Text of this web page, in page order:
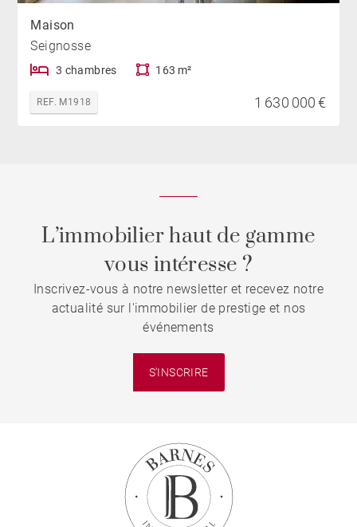
Maison
Seignosse
3 chambres 163 m²
REF. M1918 1 630 000 €
L’immobilier haut de gamme
vous intéresse ?
Inscrivez-vous à notre newsletter et recevez notre
actualité sur l'immobilier de prestige et nos
événements
S'INSCRIRE